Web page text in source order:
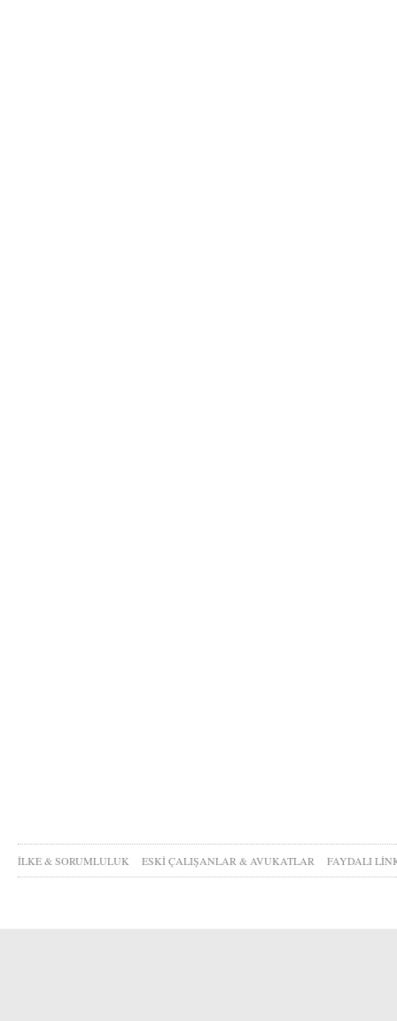
İLKE & SORUMLULUK ESKİ ÇALIŞANLAR & AVUKATLAR FAYDALI